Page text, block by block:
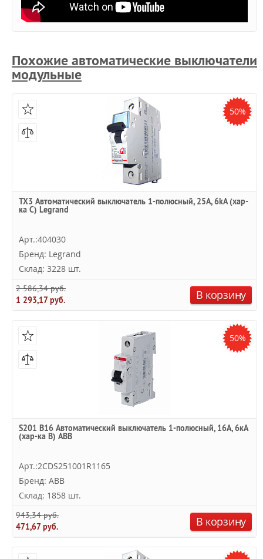
Похожие автоматические выключатели
модульные
50%
TX3 Автоматический выключатель 1-полюсный, 25А, 6kА (хар-
ка C) Legrand
Арт.:404030
Бренд: Legrand
Склад: 3228 шт.
2 586,34 руб.
1 293,17 руб.
В корзину
50%
S201 B16 Автоматический выключатель 1-полюсный, 16А, 6кА
(хар-ка B) ABB
Арт.:2CDS251001R1165
Бренд: ABB
Склад: 1858 шт.
943,34 руб.
471,67 руб.
В корзину